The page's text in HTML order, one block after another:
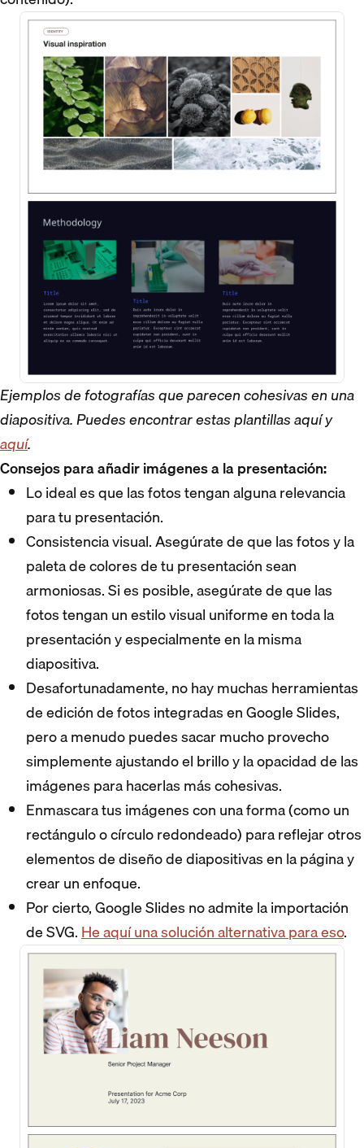
Ejemplos de fotografías que parecen cohesivas en una
diapositiva. Puedes encontrar estas plantillas aquí y
aquí.
Consejos para añadir imágenes a la presentación:
Lo ideal es que las fotos tengan alguna relevancia
para tu presentación.
Consistencia visual. Asegúrate de que las fotos y la
paleta de colores de tu presentación sean
armoniosas. Si es posible, asegúrate de que las
fotos tengan un estilo visual uniforme en toda la
presentación y especialmente en la misma
diapositiva.
Desafortunadamente, no hay muchas herramientas
de edición de fotos integradas en Google Slides,
pero a menudo puedes sacar mucho provecho
simplemente ajustando el brillo y la opacidad de las
imágenes para hacerlas más cohesivas.
Enmascara tus imágenes con una forma (como un
rectángulo o círculo redondeado) para reflejar otros
elementos de diseño de diapositivas en la página y
crear un enfoque.
Por cierto, Google Slides no admite la importación
de SVG.He aquí una solución alternativa para eso.